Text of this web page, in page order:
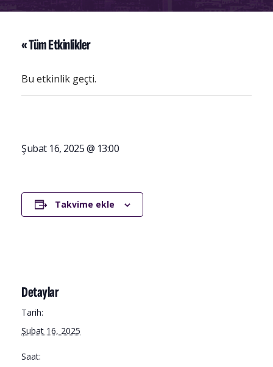
« Tüm Etkinlikler
Bu etkinlik geçti.
Şubat 16, 2025 @ 13:00
Takvime ekle
Detaylar
Tarih:
Şubat 16, 2025
Saat: